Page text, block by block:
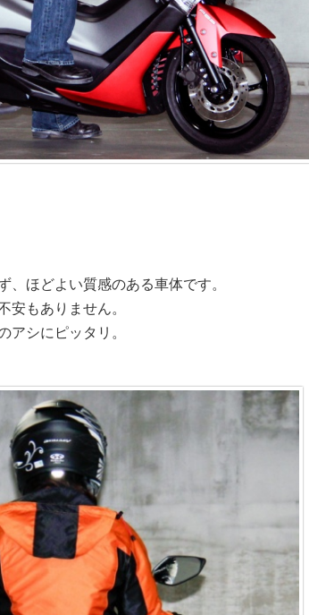
ほどよい質感のある車体です。
安もありません。
アシにピッタリ。